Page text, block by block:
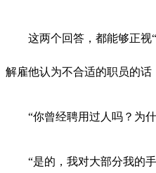
这两个回答，都能够正
解雇他认为不合适的职员的话
“你曾经聘用过人吗？为
“是的，我对大部分我的